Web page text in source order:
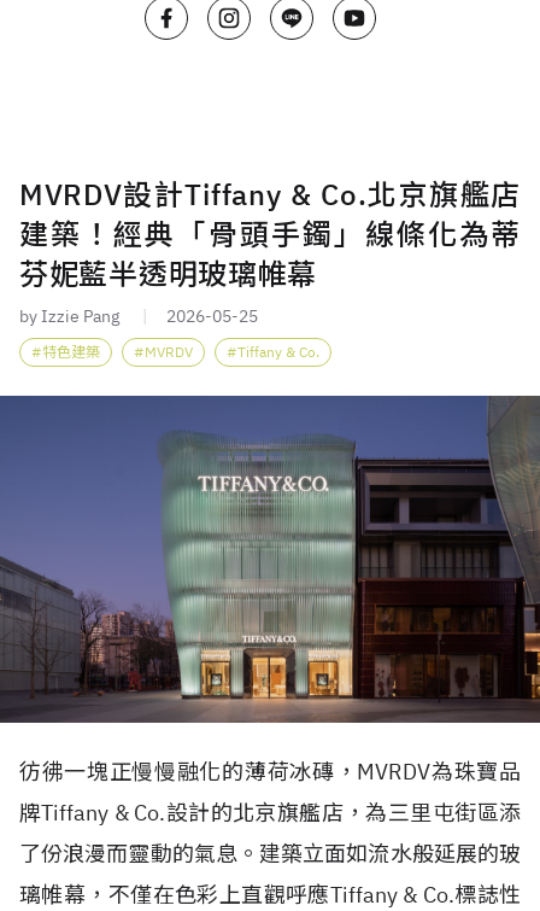
MVRDV設計Tiffany & Co.北京旗艦店
建築！經典「骨頭手鐲」線條化為蒂
芬妮藍半透明玻璃帷幕
by Izzie Pang 2026-05-25
特色建築 MVRDV Tiffany & Co.
彷彿一塊正慢慢融化的薄荷冰磚， MVRDV為珠寶品
牌Tiffany & Co.設計的北京旗艦店，為三里屯街區添
了份浪漫而靈動的氣息。建築立面如流水般延展的玻
璃帷幕，不僅在色彩上直觀呼應Tiffany & Co.標誌性